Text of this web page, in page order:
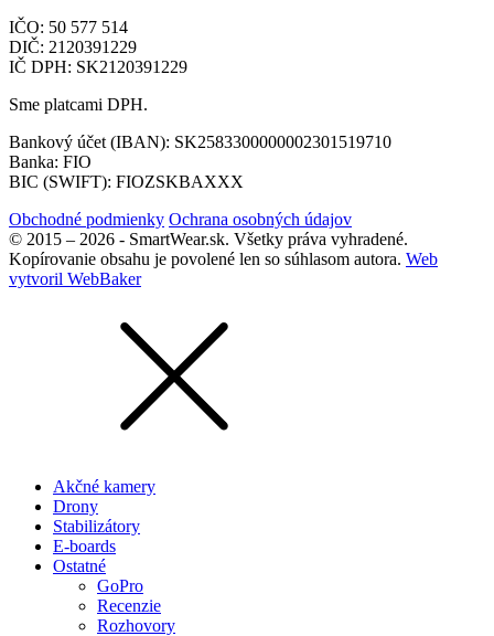
IČO: 50 577 514
DIČ: 2120391229
IČ DPH: SK2120391229
Sme platcami DPH.
Bankový účet (IBAN): SK2583300000002301519710
Banka: FIO
BIC (SWIFT): FIOZSKBAXXX
Obchodné podmienky Ochrana osobných údajov
© 2015 – 2026 - SmartWear.sk. Všetky práva vyhradené.
Kopírovanie obsahu je povolené len so súhlasom autora. Web
vytvoril WebBaker
Akčné kamery
Drony
Stabilizátory
E-boards
Ostatné
GoPro
Recenzie
Rozhovory